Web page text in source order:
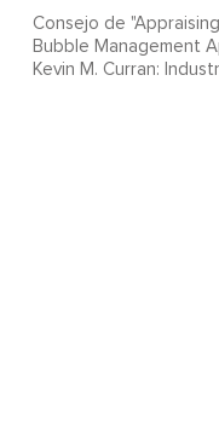
Consejo de
Bubble Management
Kevin M. Curran: